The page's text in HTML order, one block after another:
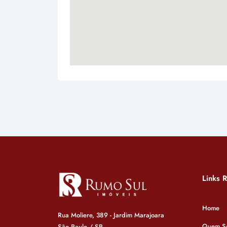
Rua Moliere, 389 - Jardim Marajoara
Links
Home